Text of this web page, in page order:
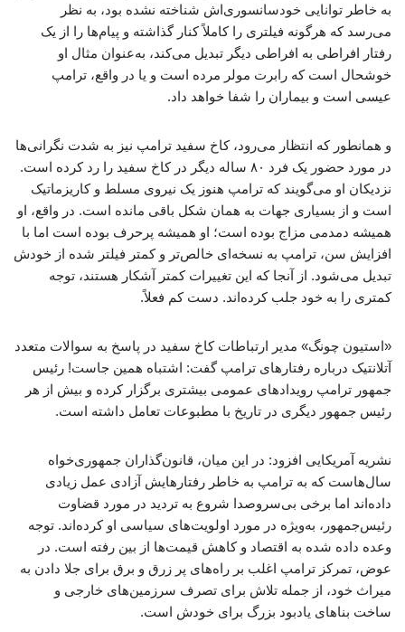
به خاطر توانایی خودسانسوری‌اش شناخته نشده بود، به نظر
می‌رسد که هرگونه فیلتری را کاملاً کنار گذاشته و پیام‌ها را از یک
رفتار افراطی به افراطی دیگر تبدیل می‌کند، به‌عنوان مثال او
خوشحال است که رابرت مولر مرده است و یا در واقع، ترامپ
عیسی است و بیماران را شفا خواهد داد.
و همانطور که انتظار می‌رود، کاخ سفید ترامپ نیز به شدت نگرانی‌ها
در مورد حضور یک فرد ۸۰ ساله دیگر در کاخ سفید را رد کرده است.
نزدیکان او می‌گویند که ترامپ هنوز یک نیروی مسلط و کاریزماتیک
است و از بسیاری جهات به همان شکل باقی مانده است. در واقع، او
همیشه دمدمی مزاج بوده است؛ او همیشه پرحرف بوده است اما با
افزایش سن، ترامپ به نسخه‌ای خالص‌تر و کمتر فیلتر شده از خودش
تبدیل می‌شود. از آنجا که این تغییرات کمتر آشکار هستند، توجه
کمتری را به خود جلب کرده‌اند. دست کم فعلاً.
«استیون چونگ» مدیر ارتباطات کاخ سفید در پاسخ به سوالات متعدد
آتلانتیک درباره رفتارهای ترامپ گفت: اشتباه همین جاست! رئیس
جمهور ترامپ رویدادهای عمومی بیشتری برگزار کرده و بیش از هر
رئیس جمهور دیگری در تاریخ با مطبوعات تعامل داشته است.
نشریه آمریکایی افزود: در این میان، قانون‌گذاران جمهوری‌خواه
سال‌هاست که به ترامپ به خاطر رفتارهایش آزادی عمل زیادی
داده‌اند اما برخی بی‌سروصدا شروع به تردید در مورد قضاوت
رئیس‌جمهور، به‌ویژه در مورد اولویت‌های سیاسی او کرده‌اند. توجه
وعده داده شده به اقتصاد و کاهش قیمت‌ها از بین رفته است. در
عوض، تمرکز ترامپ اغلب بر راه‌های پر زرق و برق برای جلا دادن به
میراث خود، از جمله تلاش برای تصرف سرزمین‌های خارجی و
ساخت بناهای یادبود بزرگ برای خودش است.